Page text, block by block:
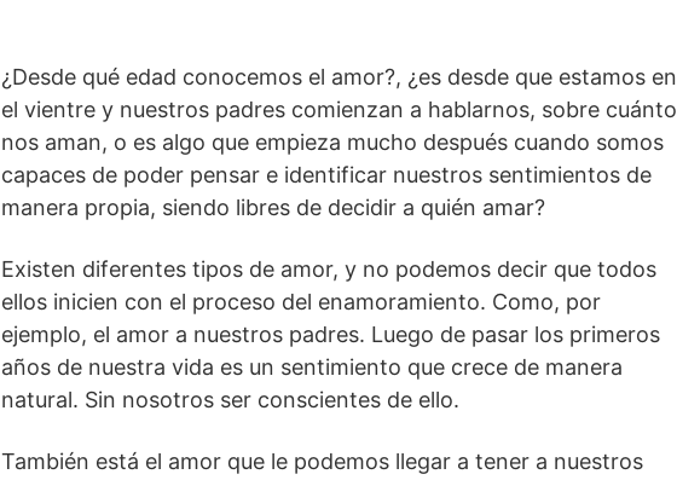
¿Desde qué edad conocemos el amor?, ¿es desde que estamos en
el vientre y nuestros padres comienzan a hablarnos, sobre cuánto
nos aman, o es algo que empieza mucho después cuando somos
capaces de poder pensar e identificar nuestros sentimientos de
manera propia, siendo libres de decidir a quién amar?
Existen diferentes tipos de amor, y no podemos decir que todos
ellos inicien con el proceso del enamoramiento. Como, por
ejemplo, el amor a nuestros padres. Luego de pasar los primeros
años de nuestra vida es un sentimiento que crece de manera
natural. Sin nosotros ser conscientes de ello.
También está el amor que le podemos llegar a tener a nuestros